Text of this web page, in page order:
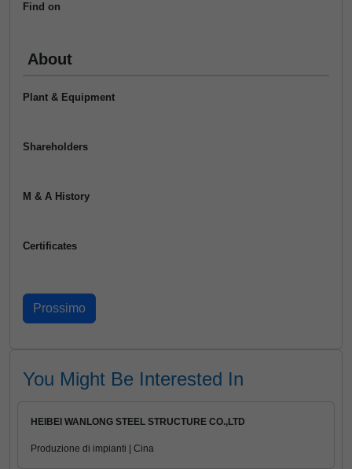
Find on
About
Plant & Equipment
Shareholders
M & A History
Certificates
You Might Be Interested In
HEIBEI WANLONG STEEL STRUCTURE CO.,LTD
Produzione di impianti | Cina